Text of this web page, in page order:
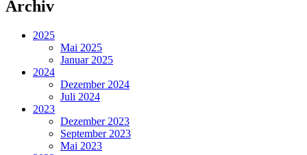
Archiv
2025
Mai 2025
Januar 2025
2024
Dezember 2024
Juli 2024
2023
Dezember 2023
September 2023
Mai 2023